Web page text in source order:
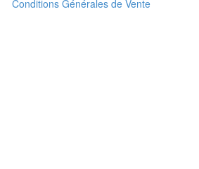
Conditions Générales de Vente